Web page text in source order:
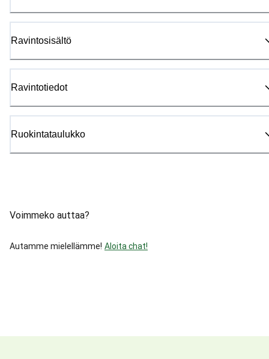
Ravintosisältö
Ravintotiedot
Ruokintataulukko
Voimmeko auttaa?
Autamme mielellämme! Aloita chat!